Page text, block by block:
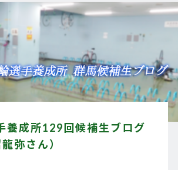
養成所129回候補生ブログ
弥さん）